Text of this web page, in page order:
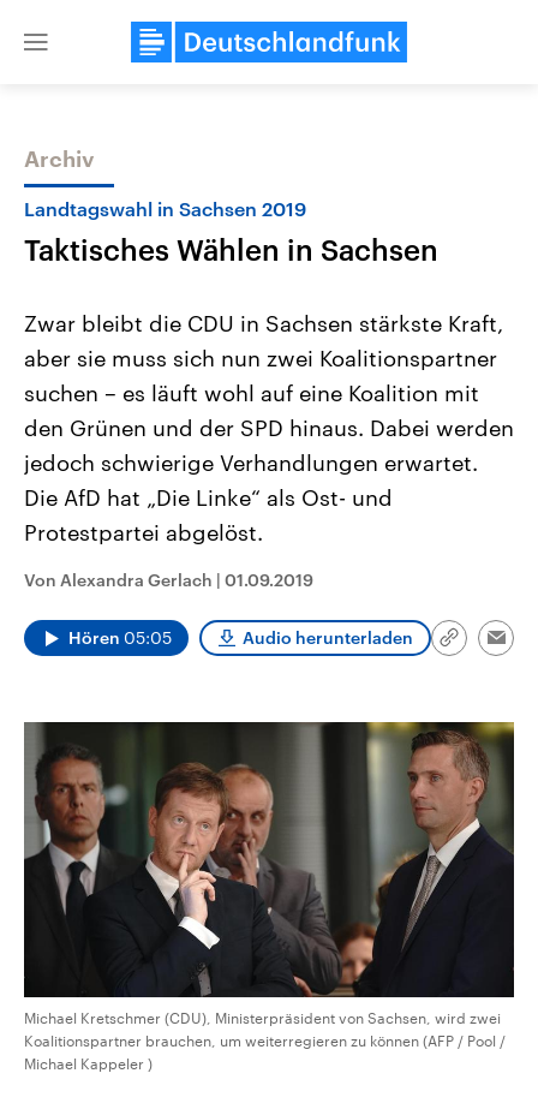
Close
Themen
Landtagswahl Sachsen-Anhalt
2026
Alle Informationen
Sachsen-Anhalt wählt am 6.
September 2026 einen neuen
Landtag. Seit 2021 wird das
Bundesland von einer Koalition aus
Umfragen, Prognosen,
Wahlprogramme, aktuelle Berichte
und Kandidaten der anstehenden
Wahl.
Aktuelle Beiträge,
Hintergründe
Wirtschaftlich und
gehören die Vereinigten
Archiv
Landtagswahl in Sachsen 2019
Taktisches Wählen in Sachsen
Zwar bleibt die CDU in Sachsen stärkste Kraft,
aber sie muss sich nun zwei Koalitionspartner
suchen – es läuft wohl auf eine Koalition mit
den Grünen und der SPD hinaus. Dabei werden
jedoch schwierige Verhandlungen erwartet.
Die AfD hat „Die Linke“ als Ost- und
Protestpartei abgelöst.
Von Alexandra Gerlach | 01.09.2019
Hören 05:05 Audio herunterladen
Link
Michael Kretschmer (CDU), Ministerpräsident von Sachsen, wird zwei
Koalitionspartner brauchen, um weiterregieren zu können (AFP / Pool /
Michael Kappeler )